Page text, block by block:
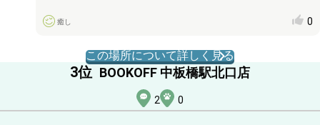
癒し 0
この場所について詳しく見る
3位 BOOKOFF 中板橋駅北口店
2 0